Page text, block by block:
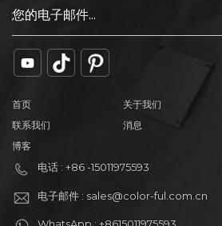
首页 关于我们
联系我们
消息
博客
电话 : +86 -15011975593
电子邮件 : sales@color-ful.com.cn